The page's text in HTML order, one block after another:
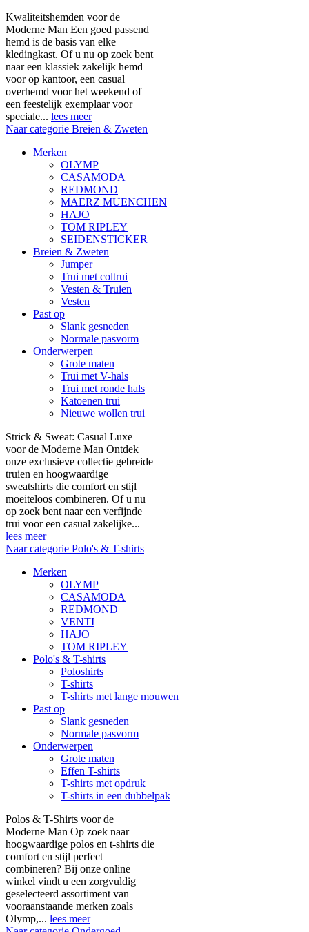
Kwaliteitshemden voor de
Moderne Man Een goed passend
hemd is de basis van elke
kledingkast. Of u nu op zoek bent
naar een klassiek zakelijk hemd
voor op kantoor, een casual
overhemd voor het weekend of
een feestelijk exemplaar voor
speciale... lees meer
Naar categorie Breien & Zweten
Merken
OLYMP
CASAMODA
REDMOND
MAERZ MUENCHEN
HAJO
TOM RIPLEY
SEIDENSTICKER
Breien & Zweten
Jumper
Trui met coltrui
Vesten & Truien
Vesten
Past op
Slank gesneden
Normale pasvorm
Onderwerpen
Grote maten
Trui met V-hals
Trui met ronde hals
Katoenen trui
Nieuwe wollen trui
Strick & Sweat: Casual Luxe
voor de Moderne Man Ontdek
onze exclusieve collectie gebreide
truien en hoogwaardige
sweatshirts die comfort en stijl
moeiteloos combineren. Of u nu
op zoek bent naar een verfijnde
trui voor een casual zakelijke...
lees meer
Naar categorie Polo's & T-shirts
Merken
OLYMP
CASAMODA
REDMOND
VENTI
HAJO
TOM RIPLEY
Polo's & T-shirts
Poloshirts
T-shirts
T-shirts met lange mouwen
Past op
Slank gesneden
Normale pasvorm
Onderwerpen
Grote maten
Effen T-shirts
T-shirts met opdruk
T-shirts in een dubbelpak
Polos & T-Shirts voor de
Moderne Man Op zoek naar
hoogwaardige polos en t-shirts die
comfort en stijl perfect
combineren? Bij onze online
winkel vindt u een zorgvuldig
geselecteerd assortiment van
vooraanstaande merken zoals
Olymp,... lees meer